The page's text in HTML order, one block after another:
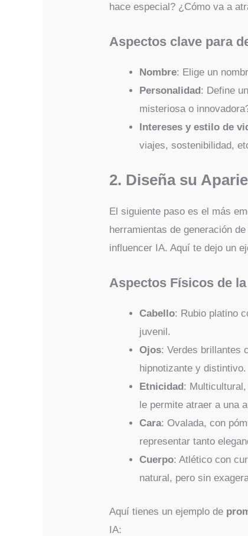
hace especial? ¿Cómo va a
Aspectos clave para
Nombre: Elige un
Personalidad : Define
misteriosa o
Intereses y estilo de
viajes, sostenibilidad,
2. Diseña su
El siguiente paso es el más
herramientas de generación
influencer IA. Aquí te dejo un
Aspectos Físicos de
Cabello: Rubio platino
juvenil.
Ojos: Verdes brillantes
hipnotizante y distintivo.
Etnicidad:
le permite atraer a una
Cara: Ovalada, con
representar tanto
Cuerpo: Atlético con
natural, pero sin
Aquí tienes un ejemplo de
IA: